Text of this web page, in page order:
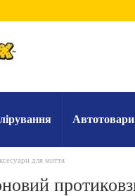
Автотовари
для миття